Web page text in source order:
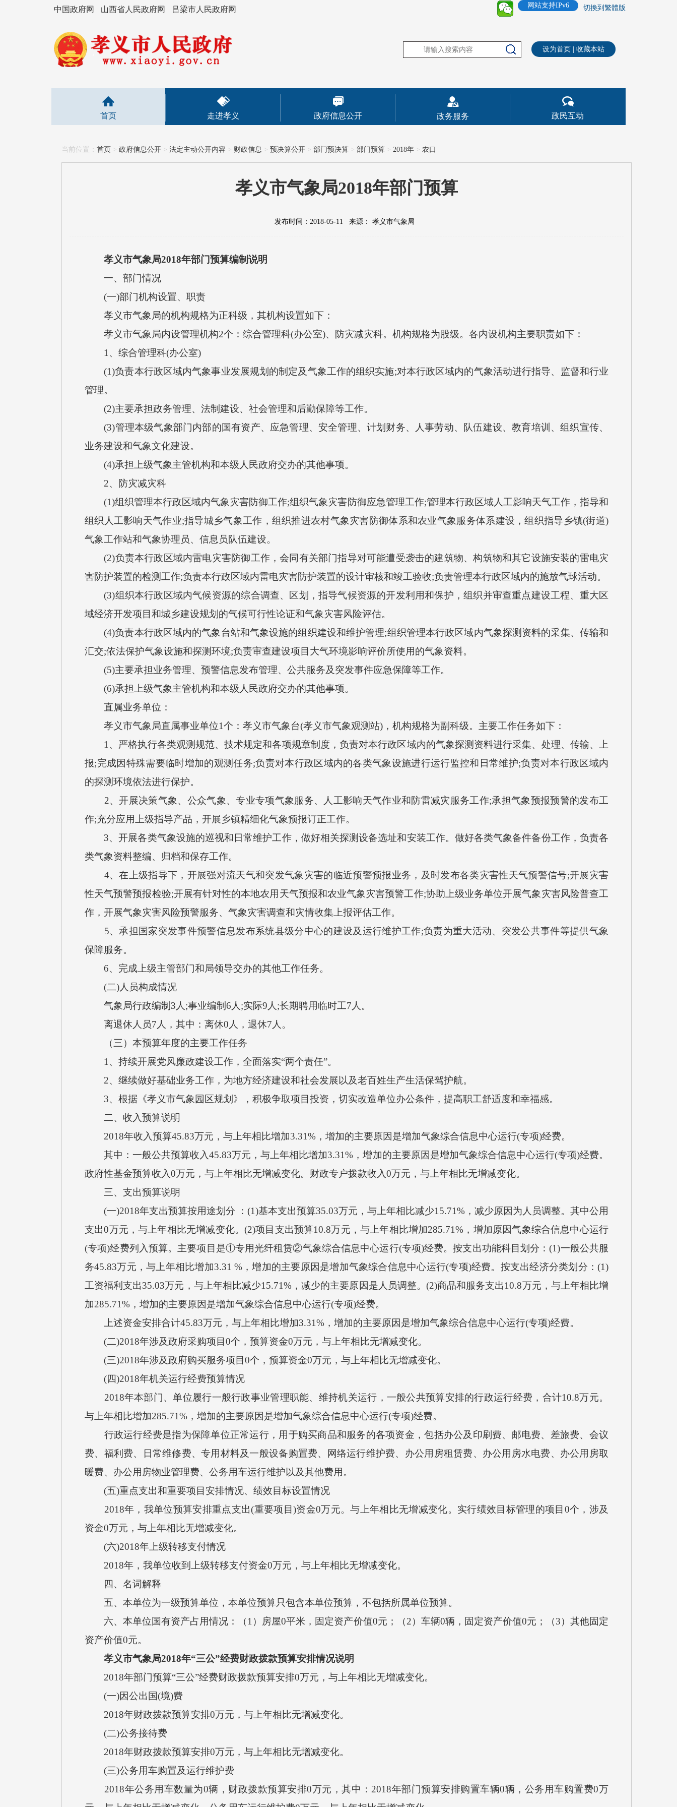
中国政府网 山西省人民政府网 吕梁市人民政府网 切換到繁體版
网站支持IPv6
设为首页 收藏本站
首页 走进孝义 政府信息公开 政务服务 政民互动
当前位置： 首页 > 政府信息公开 > 法定主动公开内容 > 财政信息 > 预决算公开 > 部门预决算 > 部门预算 > 2018年 > 农口
孝义市气象局2018年部门预算
发布时间：2018-05-11 来源： 孝义市气象局
孝义市气象局2018年部门预算编制说明
一、部门情况
(一)部门机构设置、职责
孝义市气象局的机构规格为正科级，其机构设置如下：
孝义市气象局内设管理机构2个：综合管理科(办公室)、防灾减灾科。机构规格为股级。各内设机构主要职责如下：
1、综合管理科(办公室)
(1)负责本行政区域内气象事业发展规划的制定及气象工作的组织实施;对本行政区域内的气象活动进行指导、监督和行业
管理。
(2)主要承担政务管理、法制建设、社会管理和后勤保障等工作。
(3)管理本级气象部门内部的国有资产、应急管理、安全管理、计划财务、人事劳动、队伍建设、教育培训、组织宣传、
业务建设和气象文化建设。
(4)承担上级气象主管机构和本级人民政府交办的其他事项。
2、防灾减灾科
(1)组织管理本行政区域内气象灾害防御工作;组织气象灾害防御应急管理工作;管理本行政区域人工影响天气工作，指导和
组织人工影响天气作业;指导城乡气象工作，组织推进农村气象灾害防御体系和农业气象服务体系建设，组织指导乡镇(街道)
气象工作站和气象协理员、信息员队伍建设。
(2)负责本行政区域内雷电灾害防御工作，会同有关部门指导对可能遭受袭击的建筑物、构筑物和其它设施安装的雷电灾
害防护装置的检测工作;负责本行政区域内雷电灾害防护装置的设计审核和竣工验收;负责管理本行政区域内的施放气球活动。
(3)组织本行政区域内气候资源的综合调查、区划，指导气候资源的开发利用和保护，组织并审查重点建设工程、重大区
域经济开发项目和城乡建设规划的气候可行性论证和气象灾害风险评估。
(4)负责本行政区域内的气象台站和气象设施的组织建设和维护管理;组织管理本行政区域内气象探测资料的采集、传输和
汇交;依法保护气象设施和探测环境;负责审查建设项目大气环境影响评价所使用的气象资料。
(5)主要承担业务管理、预警信息发布管理、公共服务及突发事件应急保障等工作。
(6)承担上级气象主管机构和本级人民政府交办的其他事项。
直属业务单位：
孝义市气象局直属事业单位1个：孝义市气象台(孝义市气象观测站)，机构规格为副科级。主要工作任务如下：
1、严格执行各类观测规范、技术规定和各项规章制度，负责对本行政区域内的气象探测资料进行采集、处理、传输、上
报;完成因特殊需要临时增加的观测任务;负责对本行政区域内的各类气象设施进行运行监控和日常维护;负责对本行政区域内
的探测环境依法进行保护。
2、开展决策气象、公众气象、专业专项气象服务、人工影响天气作业和防雷减灾服务工作;承担气象预报预警的发布工
作;充分应用上级指导产品，开展乡镇精细化气象预报订正工作。
3、开展各类气象设施的巡视和日常维护工作，做好相关探测设备选址和安装工作。做好各类气象备件备份工作，负责各
类气象资料整编、归档和保存工作。
4、在上级指导下，开展强对流天气和突发气象灾害的临近预警预报业务，及时发布各类灾害性天气预警信号;开展灾害
性天气预警预报检验;开展有针对性的本地农用天气预报和农业气象灾害预警工作;协助上级业务单位开展气象灾害风险普查工
作，开展气象灾害风险预警服务、气象灾害调查和灾情收集上报评估工作。
5、承担国家突发事件预警信息发布系统县级分中心的建设及运行维护工作;负责为重大活动、突发公共事件等提供气象
保障服务。
6、完成上级主管部门和局领导交办的其他工作任务。
(二)人员构成情况
气象局行政编制3人;事业编制6人;实际9人;长期聘用临时工7人。
离退休人员7人，其中：离休0人，退休7人。
（三）本预算年度的主要工作任务
1、持续开展党风廉政建设工作，全面落实“两个责任”。
2、继续做好基础业务工作，为地方经济建设和社会发展以及老百姓生产生活保驾护航。
3、根据《孝义市气象园区规划》，积极争取项目投资，切实改造单位办公条件，提高职工舒适度和幸福感。
二、收入预算说明
2018年收入预算45.83万元，与上年相比增加3.31%，增加的主要原因是增加气象综合信息中心运行(专项)经费。
其中：一般公共预算收入45.83万元，与上年相比增加3.31%，增加的主要原因是增加气象综合信息中心运行(专项)经费。
政府性基金预算收入0万元，与上年相比无增减变化。财政专户拨款收入0万元，与上年相比无增减变化。
三、支出预算说明
(一)2018年支出预算按用途划分 ：(1)基本支出预算35.03万元，与上年相比减少15.71%，减少原因为人员调整。其中公用
支出0万元，与上年相比无增减变化。(2)项目支出预算10.8万元，与上年相比增加285.71%，增加原因气象综合信息中心运行
(专项)经费列入预算。主要项目是①专用光纤租赁②气象综合信息中心运行(专项)经费。按支出功能科目划分：(1)一般公共服
务45.83万元，与上年相比增加3.31 %，增加的主要原因是增加气象综合信息中心运行(专项)经费。按支出经济分类划分：(1)
工资福利支出35.03万元，与上年相比减少15.71%，减少的主要原因是人员调整。(2)商品和服务支出10.8万元，与上年相比增
加285.71%，增加的主要原因是增加气象综合信息中心运行(专项)经费。
上述资金安排合计45.83万元，与上年相比增加3.31%，增加的主要原因是增加气象综合信息中心运行(专项)经费。
(二)2018年涉及政府采购项目0个，预算资金0万元，与上年相比无增减变化。
(三)2018年涉及政府购买服务项目0个，预算资金0万元，与上年相比无增减变化。
(四)2018年机关运行经费预算情况
2018年本部门、单位履行一般行政事业管理职能、维持机关运行，一般公共预算安排的行政运行经费，合计10.8万元。
与上年相比增加285.71%，增加的主要原因是增加气象综合信息中心运行(专项)经费。
行政运行经费是指为保障单位正常运行，用于购买商品和服务的各项资金，包括办公及印刷费、邮电费、差旅费、会议
费、福利费、日常维修费、专用材料及一般设备购置费、网络运行维护费、办公用房租赁费、办公用房水电费、办公用房取
暖费、办公用房物业管理费、公务用车运行维护以及其他费用。
(五)重点支出和重要项目安排情况、绩效目标设置情况
2018年，我单位预算安排重点支出(重要项目)资金0万元。与上年相比无增减变化。实行绩效目标管理的项目0个，涉及
资金0万元，与上年相比无增减变化。
(六)2018年上级转移支付情况
2018年，我单位收到上级转移支付资金0万元，与上年相比无增减变化。
四、名词解释
五、本单位为一级预算单位，本单位预算只包含本单位预算，不包括所属单位预算。
六、本单位国有资产占用情况：（1）房屋0平米，固定资产价值0元；（2）车辆0辆，固定资产价值0元；（3）其他固定
资产价值0元。
孝义市气象局2018年“三公”经费财政拨款预算安排情况说明
2018年部门预算“三公”经费财政拨款预算安排0万元，与上年相比无增减变化。
(一)因公出国(境)费
2018年财政拨款预算安排0万元，与上年相比无增减变化。
(二)公务接待费
2018年财政拨款预算安排0万元，与上年相比无增减变化。
(三)公务用车购置及运行维护费
2018年公务用车数量为0辆，财政拨款预算安排0万元，其中：2018年部门预算安排购置车辆0辆，公务用车购置费0万